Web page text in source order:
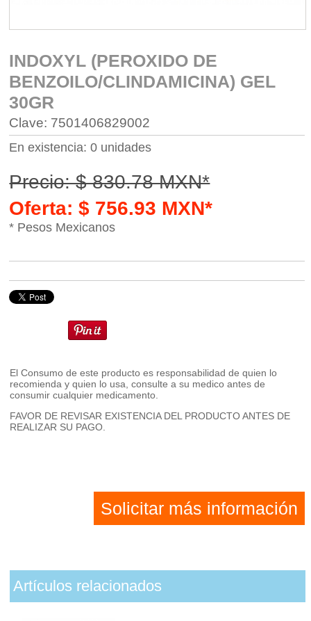
INDOXYL (PEROXIDO DE
BENZOILO/CLINDAMICINA) GEL
30GR
Clave: 7501406829002
En existencia: 0 unidades
Precio: $ 830.78 MXN*
Oferta: $ 756.93 MXN*
* Pesos Mexicanos
El Consumo de este producto es responsabilidad de quien lo
recomienda y quien lo usa, consulte a su medico antes de
consumir cualquier medicamento.
FAVOR DE REVISAR EXISTENCIA DEL PRODUCTO ANTES DE
REALIZAR SU PAGO.
Solicitar más información
Artículos relacionados